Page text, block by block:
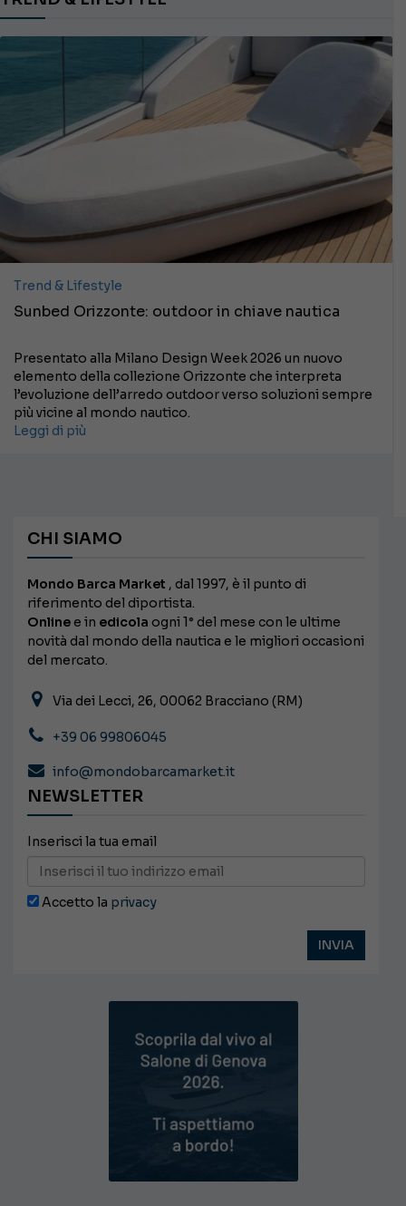
Trend & Lifestyle
Sunbed Orizzonte: outdoor in chiave nautica
Presentato alla Milano Design Week 2026 un nuovo
elemento della collezione Orizzonte che interpreta
l’evoluzione dell’arredo outdoor verso soluzioni sempre
più vicine al mondo nautico.
Leggi di più
CHI SIAMO
Mondo Barca Market , dal 1997, è il punto di
riferimento del diportista.
Online e in edicola ogni 1° del mese con le ultime
novità dal mondo della nautica e le migliori occasioni
del mercato.
Via dei Lecci, 26, 00062 Bracciano (RM)
+39 06 99806045
info@mondobarcamarket.it
NEWSLETTER
Inserisci la tua email
Accetto la privacy